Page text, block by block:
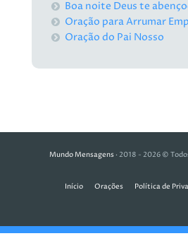
Boa noite Deus te
Oração para Arrumar
Oração do Pai Nosso
Mundo Mensagens· 2018 - 2026 ©
Início Orações Política de